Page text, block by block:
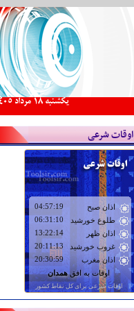
يكشنبه 18 مرداد 1405
اوقات شرعی